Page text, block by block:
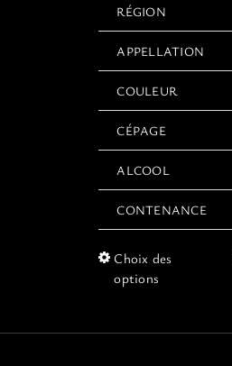
RÉGION
APPELLATION
COULEUR
CÉPAGE
ALCOOL
CONTENANCE
Choix des
options